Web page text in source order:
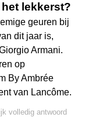
lekkerst?
geuren bij
dit jaar is,
Armani.
op
By Ambrée
van Lancôme.
volledig antwoord